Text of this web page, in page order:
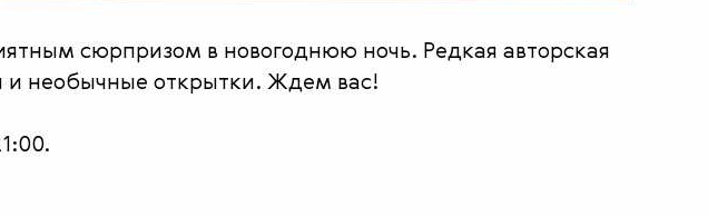
сюрпризом в новогоднюю ночь. Редкая авторская
и необычные открытки. Ждем вас!